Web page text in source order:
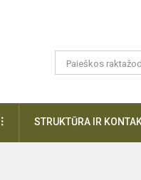
DAUGIAUSTRUKTŪRA IR